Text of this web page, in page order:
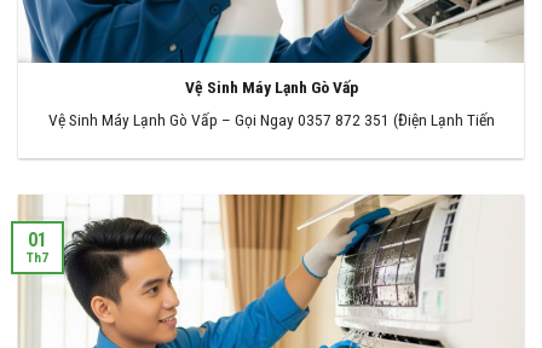
Vệ Sinh Máy Lạnh Gò Vấp
Vệ Sinh Máy Lạnh Gò Vấp – Gọi Ngay 0357 872 351 (Điện Lạnh Tiến
01
Th7